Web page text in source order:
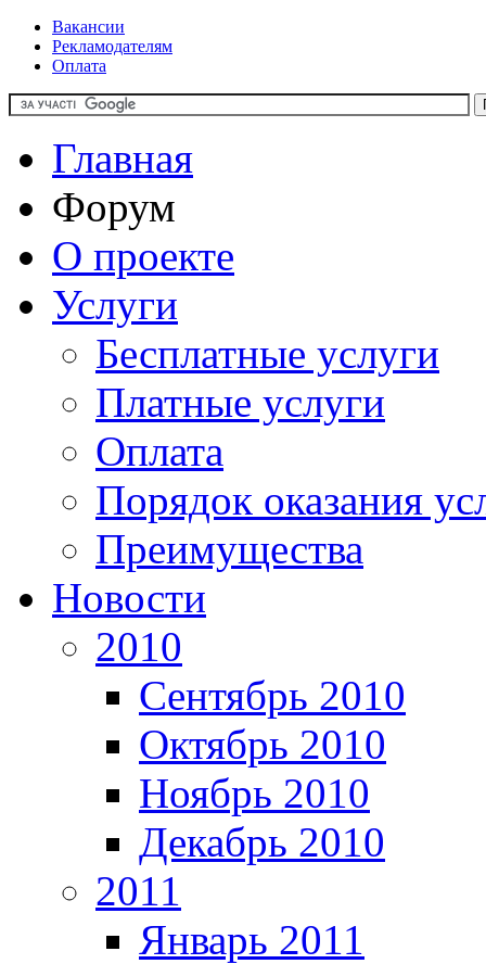
Вакансии
Рекламодателям
Оплата
Главная
Форум
О проекте
Услуги
Бесплатные услуги
Платные услуги
Оплата
Порядок оказания
Преимущества
Новости
2010
Сентябрь 2010
Октябрь 2010
Ноябрь 2010
Декабрь 2010
2011
Январь 2011